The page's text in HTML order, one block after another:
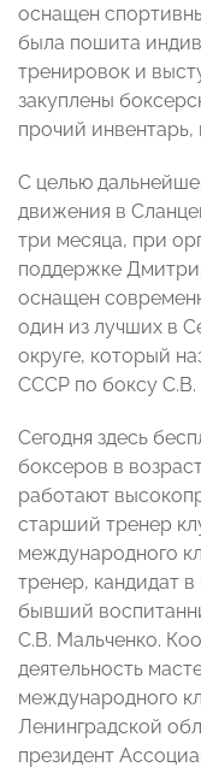
оснащен
была пошита
тренировок и
закуплены
прочий
С целью
движения в
три месяца, при
поддержке
оснащен
один из лучших в
округе, который
СССР по боксу С.В.
Сегодня здесь
боксеров в
работают
старший тренер
международного
тренер, кандидат
бывший
С.В. Мальченко.
деятельность
международного
Ленинградской
президент